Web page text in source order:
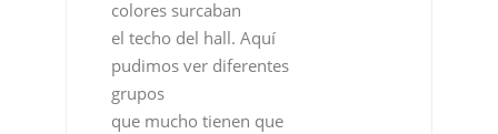
colores surcaban
el techo del hall. Aquí
pudimos ver diferentes
grupos
que mucho tienen que